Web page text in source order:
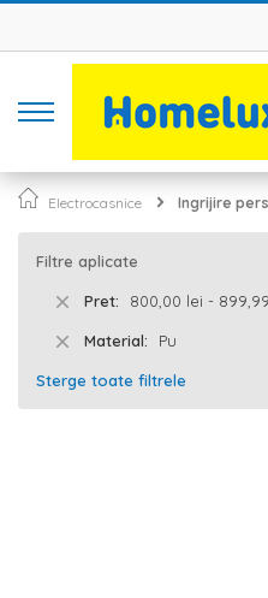
Electrocasnice Ingrijire
Filtre aplicate
Pret 800,00 lei -
Material Pu
Sterge toate filtrele